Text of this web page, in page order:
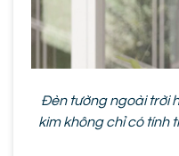
Đèn tường ngoài trời
kim không chỉ có tính